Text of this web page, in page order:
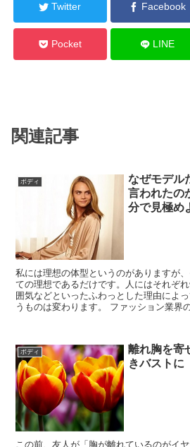
Twitter Facebook
Pocket LINE
関連記事
ボディ
なぜモデル
言われたの
分で見極め
私には理想の体型というのがありますが
ての理想であるだけです。人にはそれぞ
囲気などといったふわっとした理由によ
うものは変わります。 ファッション業界
ボディ
離れ胸を寄
きバストに
この前、友人が「胸が離れているのがイ